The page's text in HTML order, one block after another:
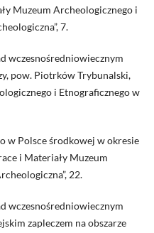
Muzeum Archeologicznego i
7.
wczesnośredniowiecznym
pow. Piotrków Trybunalski,
i Etnograficznego w
w Polsce środkowej w okresie
i Materiały Muzeum
22.
wczesnośredniowiecznym
zapleczem na obszarze